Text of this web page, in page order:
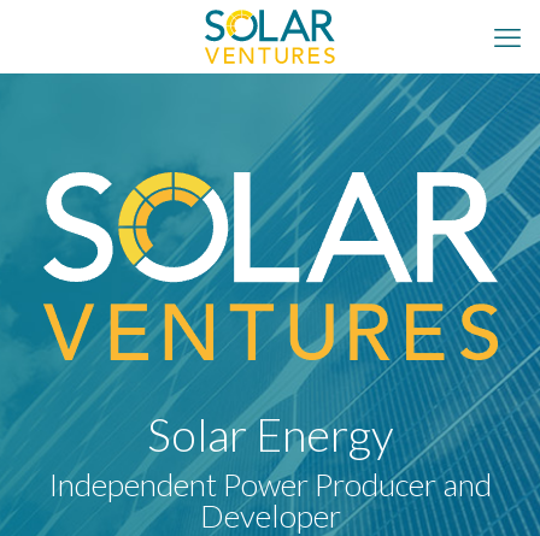
Solar Energy
Independent Power Producer and
Developer